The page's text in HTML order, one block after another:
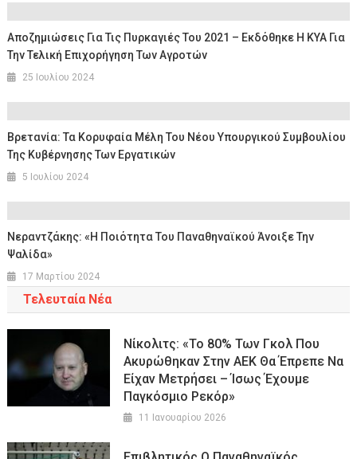
Αποζημιώσεις Για Τις Πυρκαγιές Του 2021 – Εκδόθηκε Η ΚΥΑ Για
Την Τελική Επιχορήγηση Των Αγροτών
25 Ιουλίου 2024
Βρετανία: Τα Κορυφαία Μέλη Του Νέου Υπουργικού Συμβουλίου
Της Κυβέρνησης Των Εργατικών
5 Ιουλίου 2024
Νεραντζάκης: «Η Ποιότητα Του Παναθηναϊκού Άνοιξε Την
Ψαλίδα»
17 Μαρτίου 2024
Τελευταία Νέα
Νίκολιτς: «Το 80% Των Γκολ Που
Ακυρώθηκαν Στην ΑΕΚ Θα Έπρεπε Να
Είχαν Μετρήσει – Ίσως Έχουμε
Παγκόσμιο Ρεκόρ»
11 Ιανουαρίου 2026